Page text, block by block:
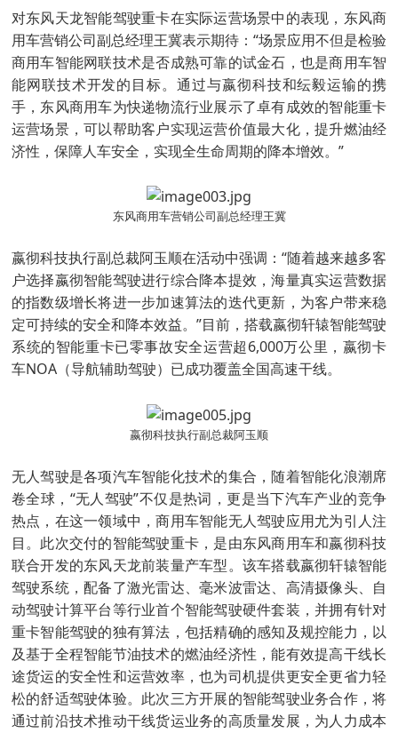
对东风天龙智能驾驶重卡在实际运营场景中的表现，东风商
用车营销公司副总经理王冀表示期待：“场景应用不但是检验
商用车智能网联技术是否成熟可靠的试金石，也是商用车智
能网联技术开发的目标。通过与嬴彻科技和纭毅运输的携
手，东风商用车为快递物流行业展示了卓有成效的智能重卡
运营场景，可以帮助客户实现运营价值最大化，提升燃油经
济性，保障人车安全，实现全生命周期的降本增效。”
东风商用车营销公司副总经理王冀
嬴彻科技执行副总裁阿玉顺在活动中强调：“随着越来越多客
户选择嬴彻智能驾驶进行综合降本提效，海量真实运营数据
的指数级增长将进一步加速算法的迭代更新，为客户带来稳
定可持续的安全和降本效益。”目前，搭载嬴彻轩辕智能驾驶
系统的智能重卡已零事故安全运营超6,000万公里，嬴彻卡
车NOA（导航辅助驾驶）已成功覆盖全国高速干线。
嬴彻科技执行副总裁阿玉顺
无人驾驶是各项汽车智能化技术的集合，随着智能化浪潮席
卷全球，“无人驾驶”不仅是热词，更是当下汽车产业的竞争
热点，在这一领域中，商用车智能无人驾驶应用尤为引人注
目。此次交付的智能驾驶重卡，是由东风商用车和嬴彻科技
联合开发的东风天龙前装量产车型。该车搭载嬴彻轩辕智能
驾驶系统，配备了激光雷达、毫米波雷达、高清摄像头、自
动驾驶计算平台等行业首个智能驾驶硬件套装，并拥有针对
重卡智能驾驶的独有算法，包括精确的感知及规控能力，以
及基于全程智能节油技术的燃油经济性，能有效提高干线长
途货运的安全性和运营效率，也为司机提供更安全更省力轻
松的舒适驾驶体验。此次三方开展的智能驾驶业务合作，将
通过前沿技术推动干线货运业务的高质量发展，为人力成本